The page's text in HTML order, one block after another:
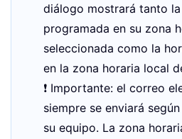
diálogo mostrará tanto
programada en su zona
seleccionada como la
en la zona horaria local
❗ Importante: el correo
siempre se enviará
su equipo. La zona